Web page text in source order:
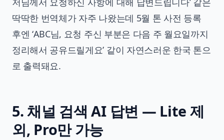
딱딱한 번역체가 자주 나왔는데 5월 톤 사전 등록
후엔 ‘ABC님, 요청 주신 부분은 다음 주 월요일까지
정리해서 공유드릴게요’ 같이 자연스러운 한국 톤으
로 출력돼요.
5. 채널 검색 AI 답변 — Lite 제
외, Pro만 가능